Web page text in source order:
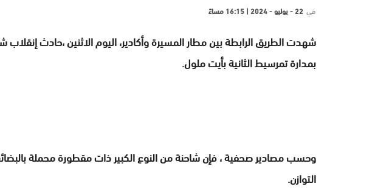
في 22 - يوليو - 2024 | 16:15 مساءً
شهدت الطريق الرابطة بين مطار المسيرة وأكادير، اليوم الاثنين ،حادث إنقلاب
بمدارة تمرسيط الثانية بأيت ملول.
وحسب مصادير صحفية ، فإن شاحنة من النوع الكبير ذات مقطورة محملة
التوازن.